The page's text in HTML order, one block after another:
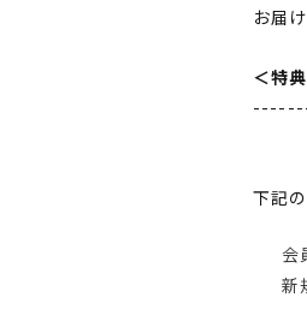
お届
＜特
下記
会
新